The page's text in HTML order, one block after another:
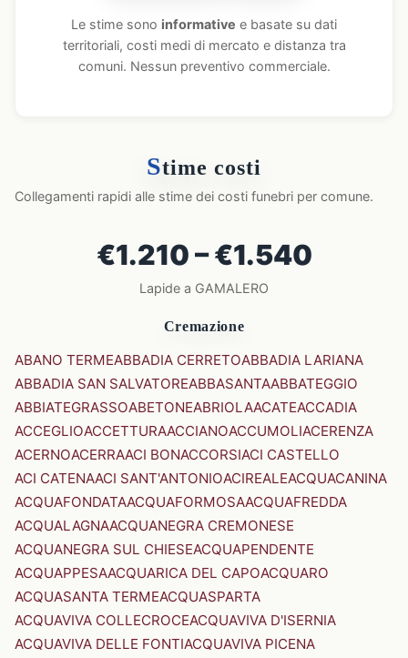
Le stime sono informative e basate su dati
territoriali, costi medi di mercato e distanza tra
comuni. Nessun preventivo commerciale.
Stime costi
Collegamenti rapidi alle stime dei costi funebri per comune.
€1.210 – €1.540
Lapide a GAMALERO
Cremazione
ABANO TERMEABBADIA CERRETOABBADIA LARIANA
ABBADIA SAN SALVATOREABBASANTAABBATEGGIO
ABBIATEGRASSOABETONEABRIOLAACATEACCADIA
ACCEGLIOACCETTURAACCIANOACCUMOLIACERENZA
ACERNOACERRAACI BONACCORSIACI CASTELLO
ACI CATENAACI SANT'ANTONIOACIREALEACQUACANINA
ACQUAFONDATAACQUAFORMOSAACQUAFREDDA
ACQUALAGNAACQUANEGRA CREMONESE
ACQUANEGRA SUL CHIESEACQUAPENDENTE
ACQUAPPESAACQUARICA DEL CAPOACQUARO
ACQUASANTA TERMEACQUASPARTA
ACQUAVIVA COLLECROCEACQUAVIVA D'ISERNIA
ACQUAVIVA DELLE FONTIACQUAVIVA PICENA